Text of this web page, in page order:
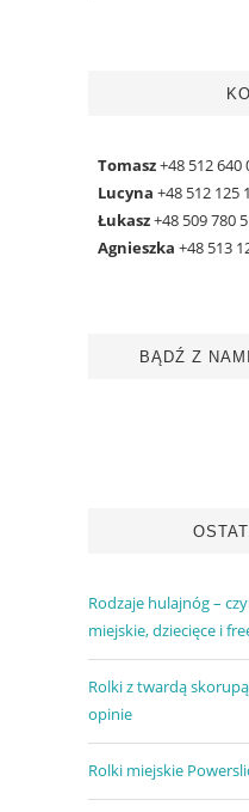
Tomasz+48 512 640
Lucyna +48 512 125
Łukasz+48 509 780
Agnieszka +48 513
BĄDŹ Z
Rodzaje hulajnóg –
miejskie, dziecięce i
Rolki z twardą
opinie
Rolki miejskie